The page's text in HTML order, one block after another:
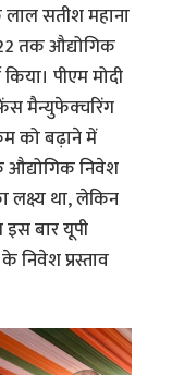
लाल सतीश महाना
तक औद्योगिक
पीएम मोदी
मैन्युफेक्चरिंग
को बढ़ाने में
औद्योगिक निवेश
लक्ष्य था, लेकिन
बार यूपी
निवेश प्रस्ताव